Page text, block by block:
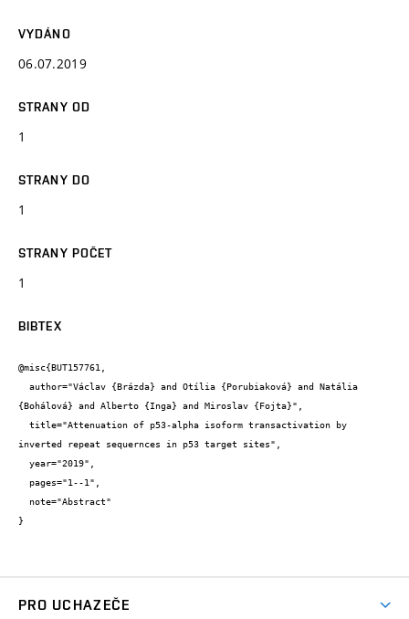
VYDÁNO
06.07.2019
STRANY OD
1
STRANY DO
1
STRANY POČET
1
BIBTEX
@misc{BUT157761,
{Bohálová} and Alberto {Inga} and Miroslav {Fojta}",
inverted repeat sequernces in p53 target sites",
}
PRO UCHAZEČE